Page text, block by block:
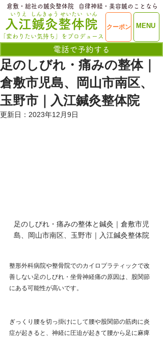
ME
​入江鍼灸整体院
いりえ
MENU
クーポン
電話で予約する
せいたい
しんきゅう いん
「変わりたい気持ち」をプロデュース
​倉敷・総社の鍼灸整体院 ​自律神経・美容鍼のことなら
足のしびれ・痛みの整体｜
倉敷市児島、岡山市南区、
玉野市｜入江鍼灸整体院
更新日： 2023年12月9日
足のしびれ・痛みの整体と鍼灸｜倉敷市児
島、岡山市南区、玉野市｜入江鍼灸整体院
整形外科病院や整骨院でのカイロプラティックで改
善しない足のしびれ・坐骨神経痛の原因は、股関節
にある可能性が高いです。
ぎっくり腰を切っ掛けにして腰や股関節の筋肉に炎
症が起きると、神経に圧迫が起きて腰から足に麻痺